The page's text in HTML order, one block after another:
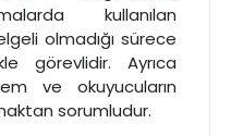
kullanılan
olmadığı sürece
görevlidir. Ayrıca
ve okuyucuların
sorumludur.